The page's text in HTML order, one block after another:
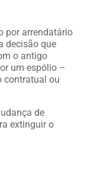
por arrendatário
decisão que
o antigo
um espólio –
contratual ou
de
extinguir o